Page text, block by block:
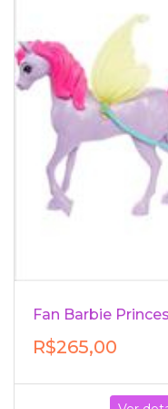
Fan Barbie
R$265,00